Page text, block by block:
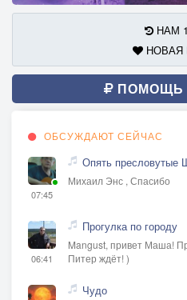
НАМ
НОВАЯ
ПОМОЩЬ
ОБСУЖДАЮТ СЕЙЧАС
07:45
Опять пресловутые
Михаил Энс , Спасибо
06:41
Прогулка по городу
Mangust, привет Маша!
Питер ждёт! )
Чудо